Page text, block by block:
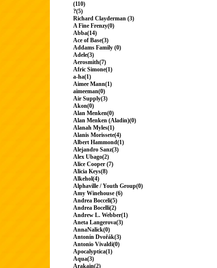
(110)
?(5)
Richard Clayderman (3)
A Fine Frenzy(0)
Abba(14)
Ace of Base(3)
Addams Family (0)
Adele(3)
Aerosmith(7)
Afric Simone(1)
a-ha(1)
Aimee Mann(1)
aimeeman(0)
Air Supply(3)
Akon(0)
Alan Menken(0)
Alan Menken (Aladin)(0)
Alanah Myles(1)
Alanis Morissete(4)
Albert Hammond(1)
Alejandro Sanz(3)
Alex Ubago(2)
Alice Cooper (7)
Alicia Keys(8)
Alkehol(4)
Alphaville / Youth Group(0)
Amy Winehouse (6)
Andrea Bocceli(5)
Andrea Bocelli(2)
Andrew L. Webber(1)
Aneta Langerova(3)
AnnaNalick(0)
Antonín Dvořák(3)
Antonio Vivaldi(0)
Apocalyptica(1)
Aqua(3)
Arakain(2)